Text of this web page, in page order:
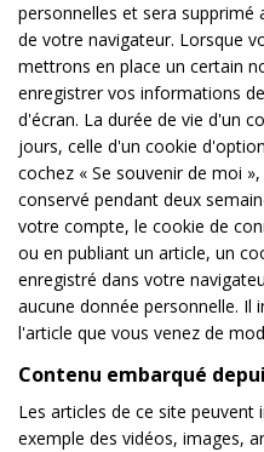
personnelles et sera
de votre navigateur. Lorsque
mettrons en place un certain
enregistrer vos informations
d'écran. La durée de vie d'un
jours, celle d'un cookie
cochez « Se souvenir de moi
conservé pendant deux
votre compte, le cookie de
ou en publiant un article, un
enregistré dans votre
aucune donnée personnelle. Il
l'article que vous venez de
Contenu embarqué
Les articles de ce site
exemple des vidéos, images,